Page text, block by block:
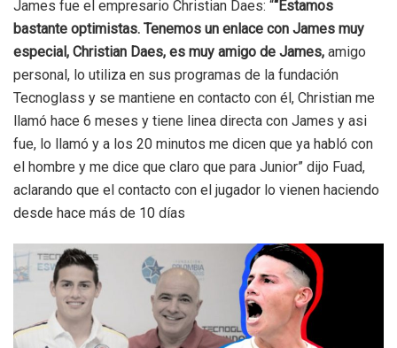
James fue el empresario Christian Daes: ““Estamos
bastante optimistas. Tenemos un enlace con James muy
especial, Christian Daes, es muy amigo de James, amigo
personal, lo utiliza en sus programas de la fundación
Tecnoglass y se mantiene en contacto con él, Christian me
llamó hace 6 meses y tiene linea directa con James y asi
fue, lo llamó y a los 20 minutos me dicen que ya habló con
el hombre y me dice que claro que para Junior” dijo Fuad,
aclarando que el contacto con el jugador lo vienen haciendo
desde hace más de 10 días